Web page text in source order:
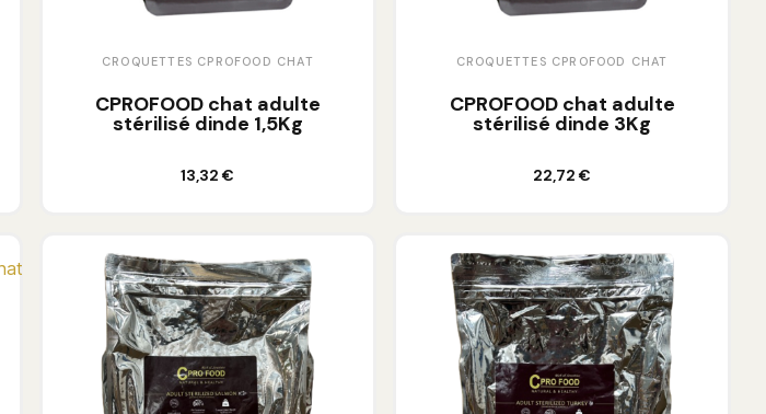
CROQUETTES CPROFOOD CHAT
CPROFOOD chat adulte
stérilisé dinde 1,5Kg
13,32 €
Ajouter au panier
CROQUETTES CPROFOOD CHAT
CPROFOOD chat adulte
stérilisé dinde 3Kg
22,72 €
Ajouter au panier